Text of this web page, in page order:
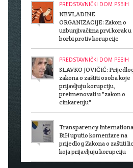
PREDSTAVNIČKI DOM PSBIH
NEVLADINE
ORGANIZACIJE: Zakon o
uzbunjivačima prvi korak u
borbi protiv korupcije
PREDSTAVNIČKI DOM PSBIH
SLAVKO JOVIČIĆ:
zakona o zaštiti osoba koje
prijavljuju korupciju,
preimenovati u "zakon o
cinkarenju"
Transparency
BiH uputio komentare na
prijedlog Zakona o zaštiti
koja prijavljuju korupciju